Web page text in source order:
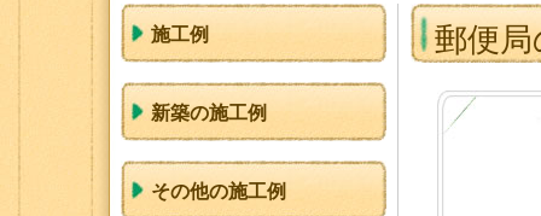
郵便
施工例
新築の施工例
その他の施工例